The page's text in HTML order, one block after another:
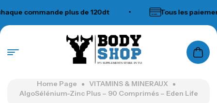
commande plus de 120dt Tous les
N°1 SUPPLEMENTS STORE IN TUNISIA
Home Page
VITAMINS & MINERAUX
AlgoSélénium-Zinc Plus – 90 Comprimés – Eden Life